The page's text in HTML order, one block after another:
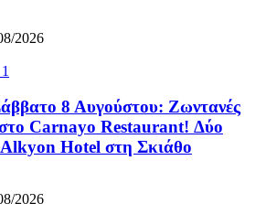
2026
8 Αυγούστου: Ζωντανές
στο Carnayo Restaurant! Δύο
Hotel στη Σκιάθο
2026